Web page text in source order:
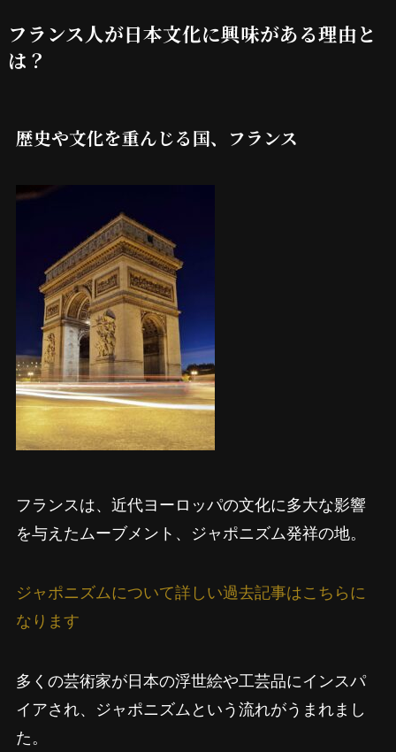
フランス人が日本文化に興味がある理由と
は？
歴史や文化を重んじる国、フランス
フランスは、近代ヨーロッパの文化に多大な影響
を与えたムーブメント、ジャポニズム発祥の地。
ジャポニズムについて詳しい過去記事はこちらに
なります
多くの芸術家が日本の浮世絵や工芸品にインスパ
イアされ、ジャポニズムという流れがうまれまし
た。